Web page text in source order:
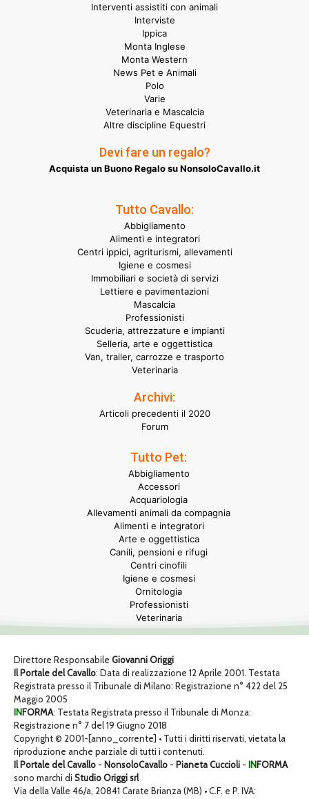
Interventi assistiti con animali
Interviste
Ippica
Monta Inglese
Monta Western
News Pet e Animali
Polo
Varie
Veterinaria e Mascalcia
Altre discipline Equestri
Devi fare un regalo?
Acquista un Buono Regalo su NonsoloCavallo.it
Tutto Cavallo:
Abbigliamento
Alimenti e integratori
Centri ippici, agriturismi, allevamenti
Igiene e cosmesi
Immobiliari e società di servizi
Lettiere e pavimentazioni
Mascalcia
Professionisti
Scuderia, attrezzature e impianti
Selleria, arte e oggettistica
Van, trailer, carrozze e trasporto
Veterinaria
Archivi:
Articoli precedenti il 2020
Forum
Tutto Pet:
Abbigliamento
Accessori
Acquariologia
Allevamenti animali da compagnia
Alimenti e integratori
Arte e oggettistica
Canili, pensioni e rifugi
Centri cinofili
Igiene e cosmesi
Ornitologia
Professionisti
Veterinaria
Direttore Responsabile Giovanni Origgi
Il Portale del Cavallo: Data di realizzazione 12 Aprile 2001. Testata
Registrata presso il Tribunale di Milano: Registrazione n° 422 del 25
Maggio 2005
INFORMA: Testata Registrata presso il Tribunale di Monza:
Registrazione n° 7 del 19 Giugno 2018
Copyright © 2001-[anno_corrente] • Tutti i diritti riservati, vietata la
riproduzione anche parziale di tutti i contenuti.
Il Portale del Cavallo - NonsoloCavallo - Pianeta Cuccioli - INFORMA
sono marchi di Studio Origgi srl
Via della Valle 46/a, 20841 Carate Brianza (MB) • C.F. e P. IVA: